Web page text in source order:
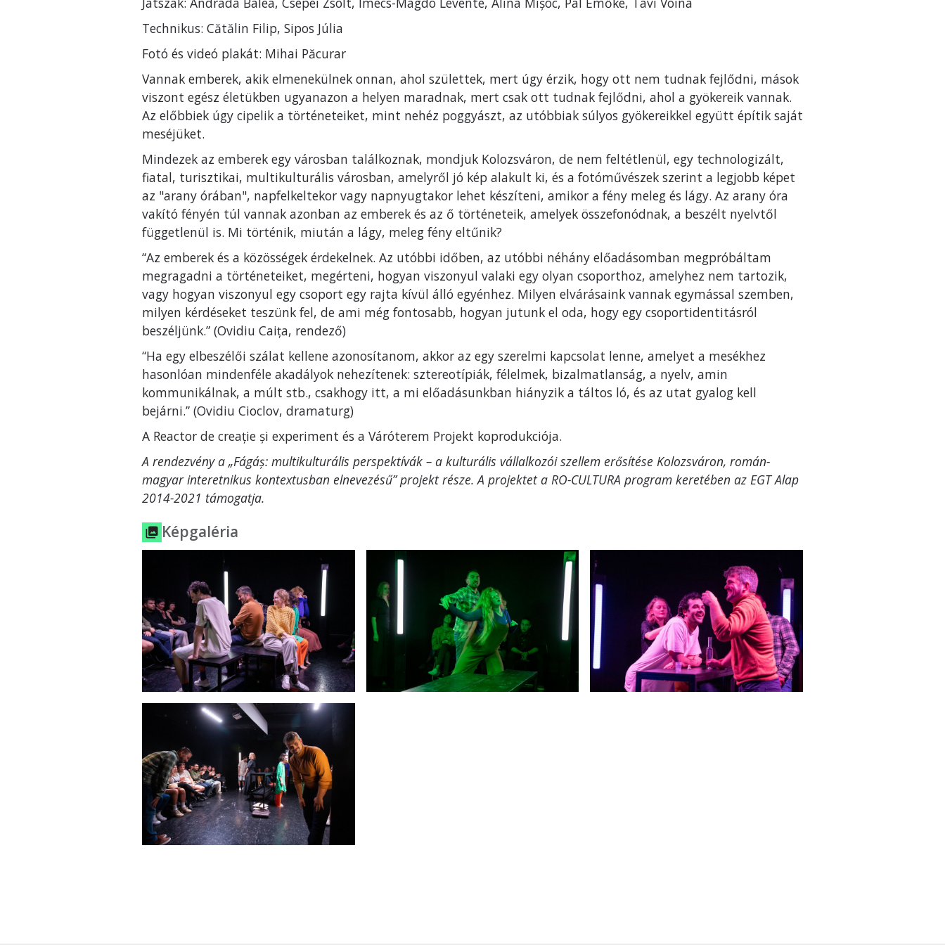
Technikus: Cătălin Filip, Sipos Júlia
Fotó és videó plakát: Mihai Păcurar
Vannak emberek, akik elmenekülnek onnan, ahol születtek, mert úgy érzik, hogy ott nem tudnak fejlődni, mások
viszont egész életükben ugyanazon a helyen maradnak, mert csak ott tudnak fejlődni, ahol a gyökereik vannak.
Az előbbiek úgy cipelik a történeteiket, mint nehéz poggyászt, az utóbbiak súlyos gyökereikkel együtt építik saját
meséjüket.
Mindezek az emberek egy városban találkoznak, mondjuk Kolozsváron, de nem feltétlenül, egy technologizált,
fiatal, turisztikai, multikulturális városban, amelyről jó kép alakult ki, és a fotóművészek szerint a legjobb képet
az "arany órában", napfelkeltekor vagy napnyugtakor lehet készíteni, amikor a fény meleg és lágy. Az arany óra
vakító fényén túl vannak azonban az emberek és az ő történeteik, amelyek összefonódnak, a beszélt nyelvtől
függetlenül is. Mi történik, miután a lágy, meleg fény eltűnik?
“Az emberek és a közösségek érdekelnek. Az utóbbi időben, az utóbbi néhány előadásomban megpróbáltam
megragadni a történeteiket, megérteni, hogyan viszonyul valaki egy olyan csoporthoz, amelyhez nem tartozik,
vagy hogyan viszonyul egy csoport egy rajta kívül álló egyénhez. Milyen elvárásaink vannak egymással szemben,
milyen kérdéseket teszünk fel, de ami még fontosabb, hogyan jutunk el oda, hogy egy csoportidentitásról
beszéljünk.” (Ovidiu Caița, rendező)
“Ha egy elbeszélői szálat kellene azonosítanom, akkor az egy szerelmi kapcsolat lenne, amelyet a mesékhez
hasonlóan mindenféle akadályok nehezítenek: sztereotípiák, félelmek, bizalmatlanság, a nyelv, amin
kommunikálnak, a múlt stb., csakhogy itt, a mi előadásunkban hiányzik a táltos ló, és az utat gyalog kell
bejárni.” (Ovidiu Cioclov, dramaturg)
A Reactor de creație și experiment és a Váróterem Projekt koprodukciója.
A rendezvény a „Fágáș: multikulturális perspektívák – a kulturális vállalkozói szellem erősítése Kolozsváron, román-
magyar interetnikus kontextusban elnevezésű” projekt része. A projektet a RO-CULTURA program keretében az EGT Alap
2014-2021 támogatja.
Képgaléria